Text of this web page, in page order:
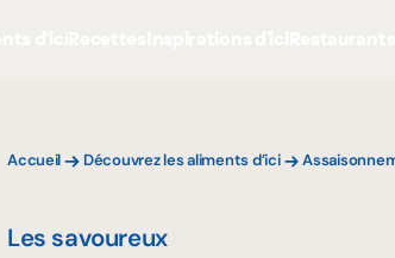
Accueil Découvrez les aliments d’ici
Les savoureux